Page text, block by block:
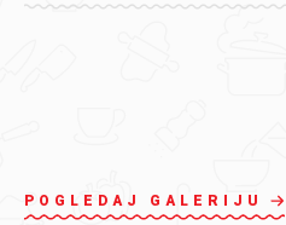
POGLEDAJ GALERIJU